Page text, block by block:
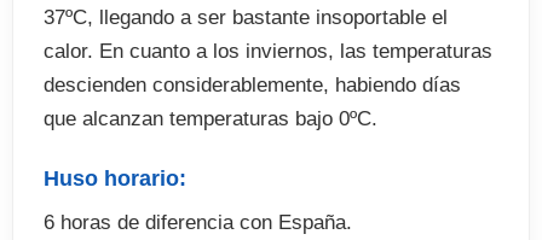
37ºC, llegando a ser bastante insoportable el
calor. En cuanto a los inviernos, las temperaturas
descienden considerablemente, habiendo días
que alcanzan temperaturas bajo 0ºC.
Huso horario:
6 horas de diferencia con España.